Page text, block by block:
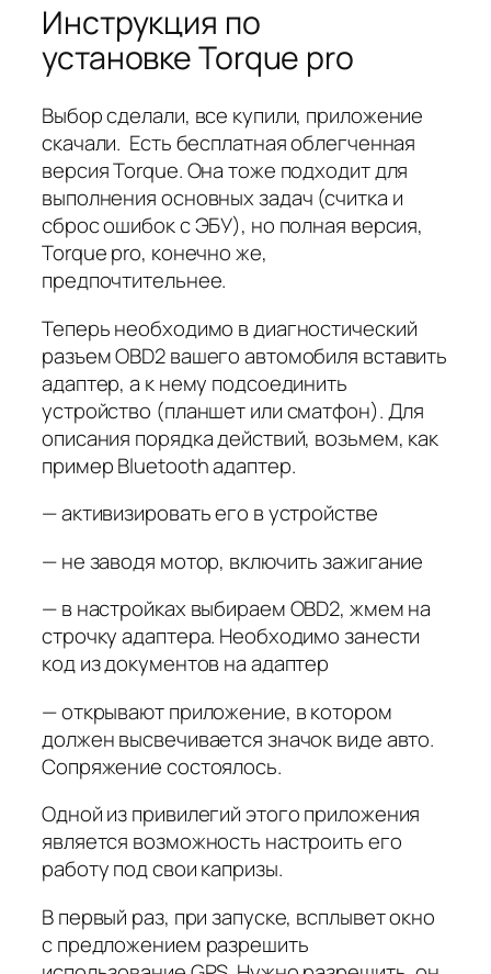
Инструкция по
установке Torque pro
Выбор сделали, все купили, приложение
скачали. Есть бесплатная облегченная
версия Torque. Она тоже подходит для
выполнения основных задач (считка и
сброс ошибок с ЭБУ), но полная версия,
Torque pro, конечно же,
предпочтительнее.
Теперь необходимо в диагностический
разъем OBD2 вашего автомобиля вставить
адаптер, а к нему подсоединить
устройство (планшет или сматфон). Для
описания порядка действий, возьмем, как
пример Bluetooth адаптер.
— активизировать его в устройстве
— не заводя мотор, включить зажигание
— в настройках выбираем OBD2, жмем на
строчку адаптера. Необходимо занести
код из документов на адаптер
— открывают приложение, в котором
должен высвечивается значок виде авто.
Сопряжение состоялось.
Одной из привилегий этого приложения
является возможность настроить его
работу под свои капризы.
В первый раз, при запуске, всплывет окно
с предложением разрешить